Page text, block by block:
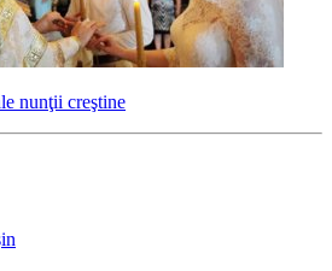
nunţii creştine